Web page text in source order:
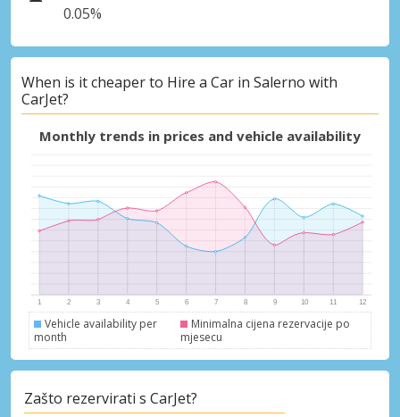
0.05%
When is it cheaper to Hire a Car in Salerno with
CarJet?
Monthly trends in prices and vehicle availability
Vehicle availability per
month
Minimalna cijena rezervacije po
mjesecu
Zašto rezervirati s CarJet?